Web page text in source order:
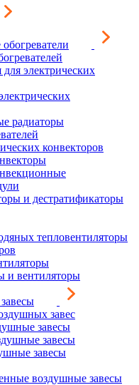
электрических
радиаторы
конвекторов
и дестратификаторы
тепловентиляторы
и вентиляторы
завес
завесы
завесы
завесы
воздушные завесы